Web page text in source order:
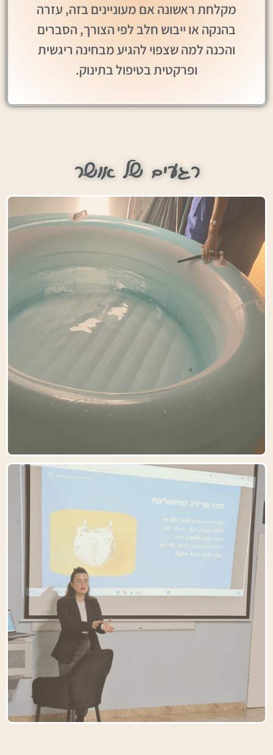
מקלחת ראשונה אם מעוניינים בזה, עזרה
בהנקה או ייבוש חלב לפי הצורך, הסברים
והכנה למה שצפוי להגיע מבחינה ריגשית
ופרקטית בטיפול בתינוק.
רגעים של אושר